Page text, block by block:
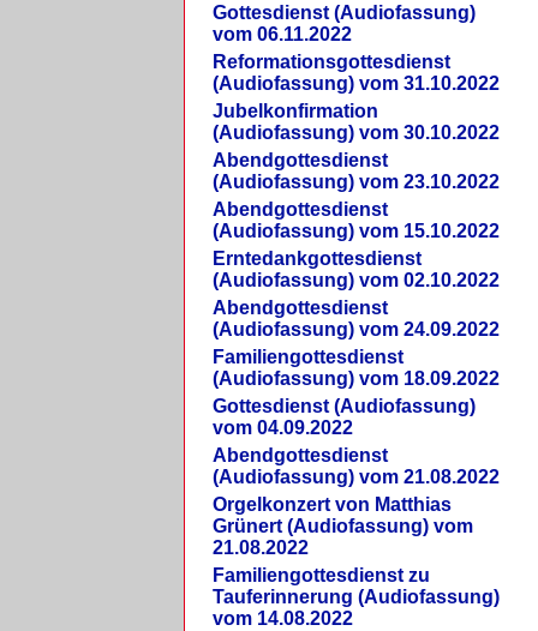
Gottesdienst (Audiofassung)
vom 06.11.2022
Reformationsgottesdienst
(Audiofassung) vom 31.10.2022
Jubelkonfirmation
(Audiofassung) vom 30.10.2022
Abendgottesdienst
(Audiofassung) vom 23.10.2022
Abendgottesdienst
(Audiofassung) vom 15.10.2022
Erntedankgottesdienst
(Audiofassung) vom 02.10.2022
Abendgottesdienst
(Audiofassung) vom 24.09.2022
Familiengottesdienst
(Audiofassung) vom 18.09.2022
Gottesdienst (Audiofassung)
vom 04.09.2022
Abendgottesdienst
(Audiofassung) vom 21.08.2022
Orgelkonzert von Matthias
Grünert (Audiofassung) vom
21.08.2022
Familiengottesdienst zu
Tauferinnerung (Audiofassung)
vom 14.08.2022